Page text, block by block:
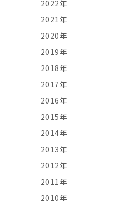
2022年
2021年
2020年
2019年
2018年
2017年
2016年
2015年
2014年
2013年
2012年
2011年
2010年